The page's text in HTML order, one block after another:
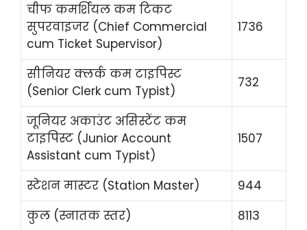
चीफ कमर्शियल कम टिकट
सुपरवाइजर (Chief Commercial
cum Ticket Supervisor)
1736
सीनियर क्लर्क कम टाइपिस्ट
(Senior Clerk cum Typist)
732
जूनियर अकाउंट असिस्टेंट कम
टाइपिस्ट (Junior Account
Assistant cum Typist)
1507
स्टेशन मास्टर (Station Master)
944
कुल (स्नातक स्तर)
8113